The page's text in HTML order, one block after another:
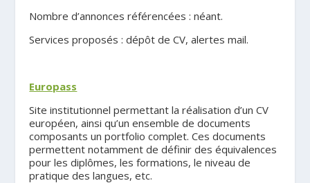
Nombre d’annonces référencées : néant.
Services proposés : dépôt de CV, alertes mail.
Europass
Site institutionnel permettant la réalisation d’un CV
européen, ainsi qu’un ensemble de documents
composants un portfolio complet. Ces documents
permettent notamment de définir des équivalences
pour les diplômes, les formations, le niveau de
pratique des langues, etc.